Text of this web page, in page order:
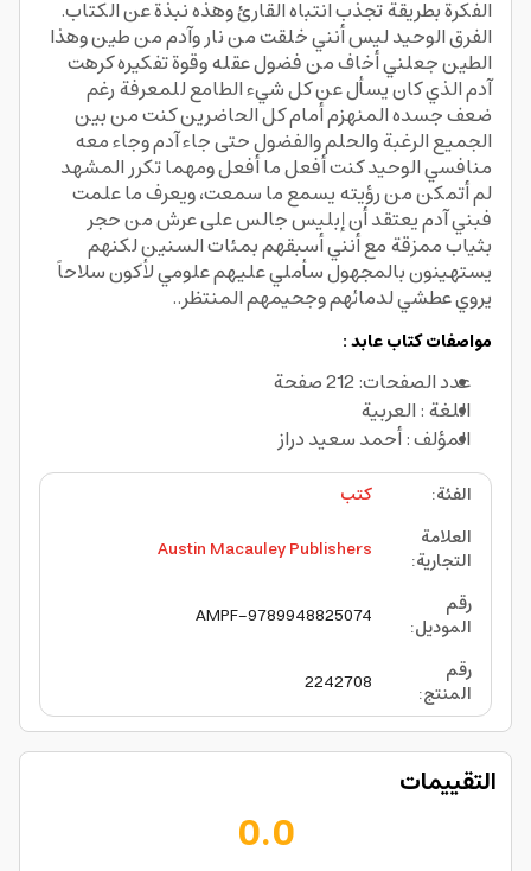
الفكرة بطريقة تجذب انتباه القارئ وهذه نبذة عن الكتاب.
الفرق الوحيد ليس أنني خلقت من نار وآدم من طين وهذا
الطين جعلني أخاف من فضول عقله وقوة تفكيره كرهت
آدم الذي كان يسأل عن كل شيء الطامع للمعرفة رغم
ضعف جسده المنهزم أمام كل الحاضرين كنت من بين
الجميع الرغبة والحلم والفضول حتى جاء آدم وجاء معه
منافسي الوحيد كنت أفعل ما أفعل ومهما تكرر المشهد
لم أتمكن من رؤيته يسمع ما سمعت، ويعرف ما علمت
فبني آدم يعتقد أن إبليس جالس على عرش من حجر
بثياب ممزقة مع أنني أسبقهم بمئات السنين لكنهم
يستهينون بالمجهول سأملي عليهم علومي لأكون سلاحاً
يروي عطشي لدمائهم وجحيمهم المنتظر..
مواصفات كتاب عابد :
عدد الصفحات: 212 صفحة
اللغة : العربية
المؤلف : أحمد سعيد دراز
الفئة:
كتب
العلامة
التجارية:
Austin Macauley Publishers
رقم
الموديل:
AMPF-9789948825074
رقم
المنتج:
2242708
التقييمات
0.0